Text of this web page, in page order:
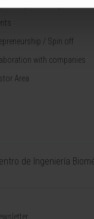
/ Spin off
with companies
Area
de Ingeniería